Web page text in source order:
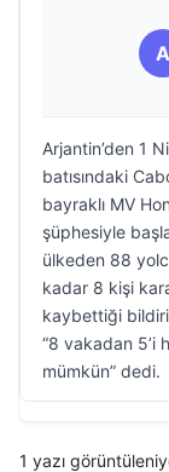
A
Arjantin’den 1
batısındaki
bayraklı MV
şüphesiyle
ülkeden 88
kadar 8 kişi
kaybettiği
“8 vakadan 5’i
mümkün” dedi.
1 yazı